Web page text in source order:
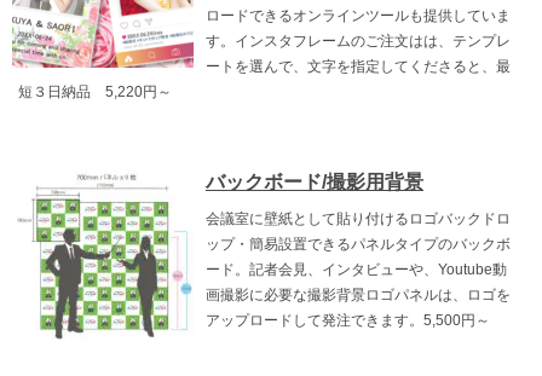
ロードできるオンラインツールも提供していま
す。インスタフレームのご注文はは、テンプレ
ートを選んで、文字を指定してくださると、最
短３日納品 5,220円～
バックボード/撮影用背景
会議室に壁紙として貼り付けるロゴバックドロ
ップ・簡易設置できるパネルタイプのバックボ
ード。記者会見、インタビューや、Youtube動
画撮影に必要な撮影背景ロゴパネルは、ロゴを
アップロードして発注できます。5,500円～